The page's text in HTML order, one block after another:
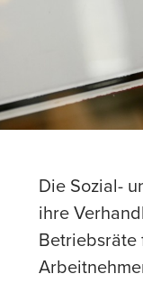
Die Sozial-
ihre
Betriebsräte